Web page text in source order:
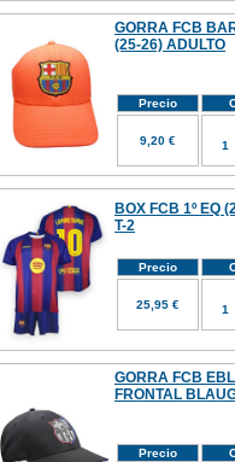
GORRA FCB
(25-26) ADULTO
Precio
9,20 €
BOX FCB 1º EQ
T-2
Precio
25,95 €
GORRA FCB
FRONTAL
Precio